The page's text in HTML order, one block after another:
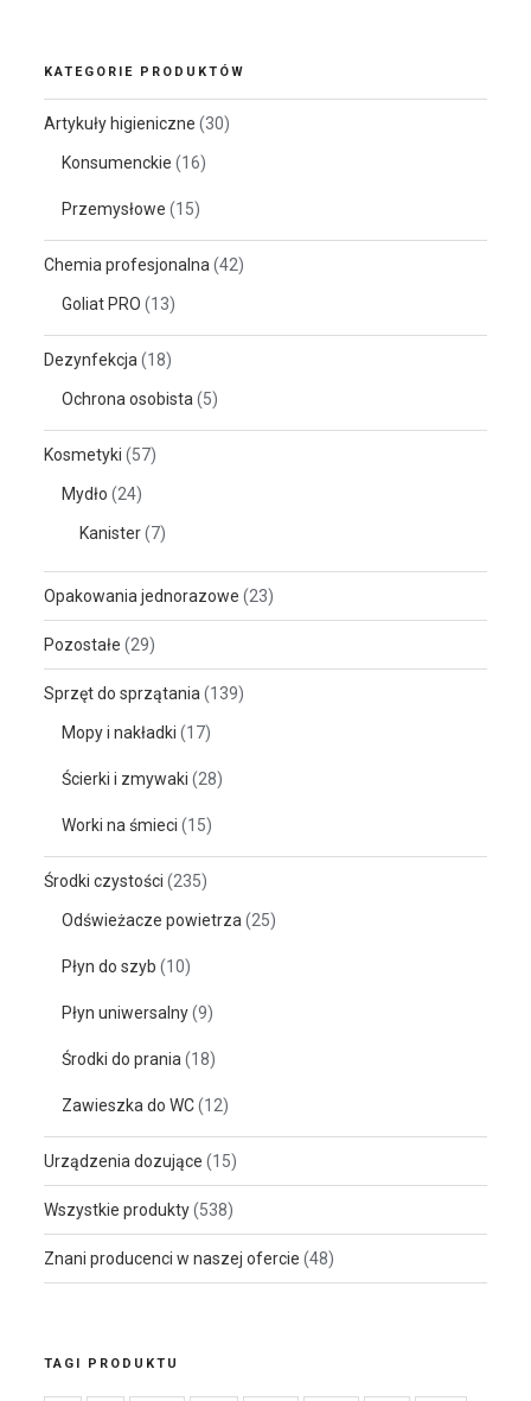
KATEGORIE PRODUKTÓW
Artykuły higieniczne (30)
Konsumenckie (16)
Przemysłowe (15)
Chemia profesjonalna (42)
Goliat PRO (13)
Dezynfekcja (18)
Ochrona osobista (5)
Kosmetyki (57)
Mydło (24)
Kanister (7)
Opakowania jednorazowe (23)
Pozostałe (29)
Sprzęt do sprzątania (139)
Mopy i nakładki (17)
Ścierki i zmywaki (28)
Worki na śmieci (15)
Środki czystości (235)
Odświeżacze powietrza (25)
Płyn do szyb (10)
Płyn uniwersalny (9)
Środki do prania (18)
Zawieszka do WC (12)
Urządzenia dozujące (15)
Wszystkie produkty (538)
Znani producenci w naszej ofercie (48)
TAGI PRODUKTU